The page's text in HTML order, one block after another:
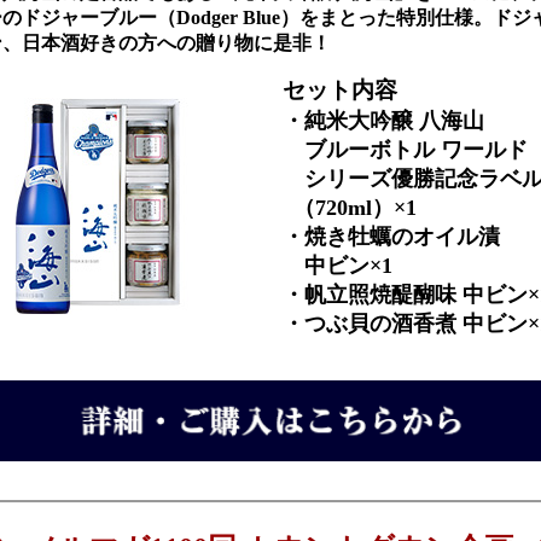
ドジャーブルー（Dodger Blue）をまとった特別仕様。ドジ
日本酒好きの方への贈り物に是非！
セット内容
・純米大吟醸 八海山
ブルーボトル ワールド
シリーズ優勝記念ラベ
（720ml）×1
・焼き牡蠣のオイル漬
中ビン×1
・帆立照焼醍醐味 中ビン
・つぶ貝の酒香煮 中ビン